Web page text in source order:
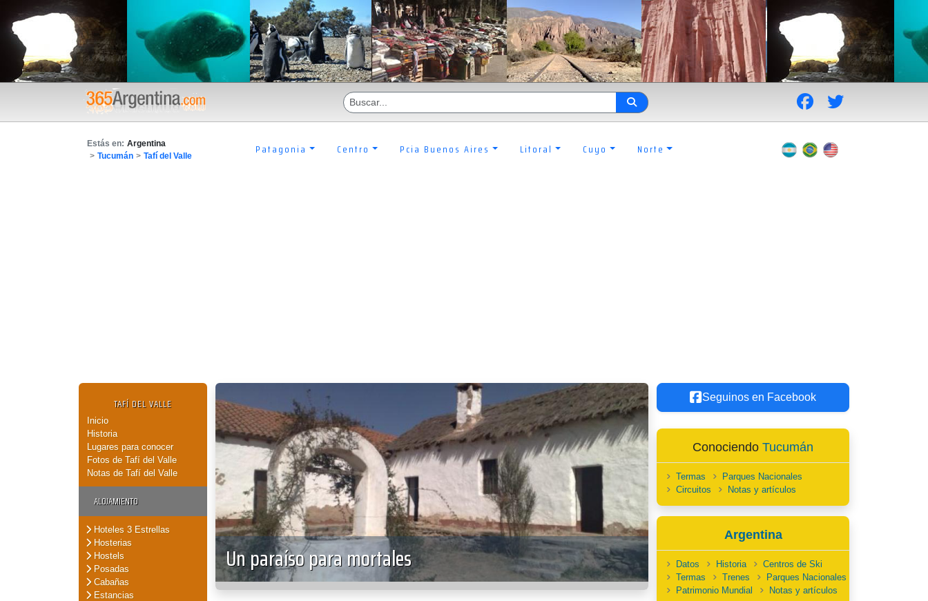
Estás en: Argentina
> Tucumán > Tafí del Valle Patagonia Centro Pcia Buenos Aires Litoral Cuyo Norte
TAFÍ DEL VALLE
Inicio
Historia
Lugares para conocer
Fotos de Tafí del Valle
Notas de Tafí del Valle
ALOJAMIENTO
Hoteles 3 Estrellas
Hosterias
Hostels
Posadas
Cabañas
Estancias
Un paraíso para mortales
Seguinos en Facebook
Conociendo Tucumán
Termas
Parques Nacionales
Circuitos
Notas y artículos
Argentina
Datos Historia
Centros de Ski
Termas
Trenes
Parques Nacionales
Patrimonio Mundial
Notas y artículos